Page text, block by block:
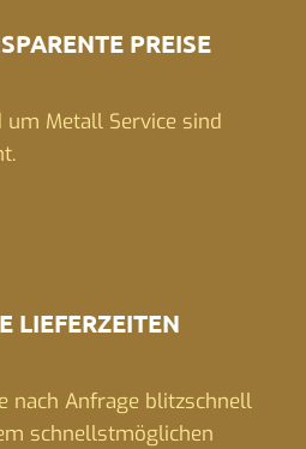
PREISE
um Metall Service sind
LIEFERZEITEN
nach Anfrage blitzschnell
schnellstmöglichen